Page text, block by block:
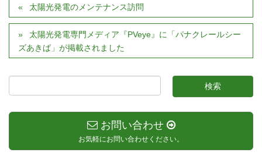
太陽光発電のメンテナンス訪問
太陽光発電専門メディア『PVeye』に「パナクレールシー
ズあきば」が掲載されました
お問い合わせ
お気軽にお問い合わせください。